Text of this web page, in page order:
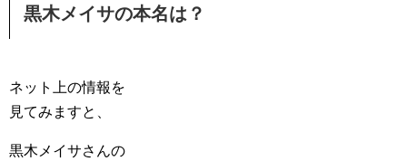
黒木メイサの本名は？
ネット上の情報を
見てみますと、
黒木メイサさんの